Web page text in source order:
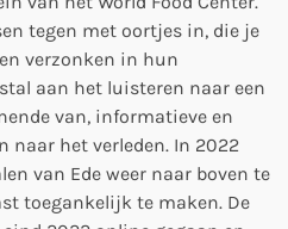
tegen met oortjes in, die je
verzonken in hun
aan het luisteren naar een
van, informatieve en
naar het verleden. In 2022
van Ede weer naar boven te
toegankelijk te maken. De